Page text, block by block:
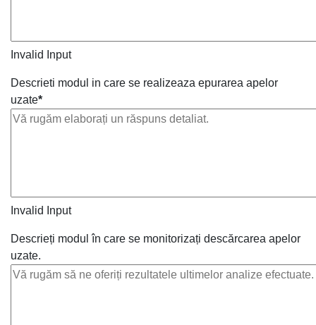
Invalid Input
Descrieti modul in care se realizeaza epurarea apelor
uzate*
Invalid Input
Descrieți modul în care se monitorizați descărcarea apelor
uzate.